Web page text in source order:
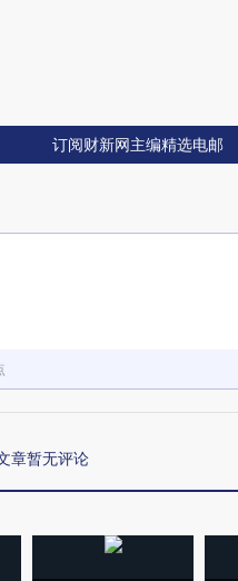
订阅财新网主编精选电邮
章暂无评论